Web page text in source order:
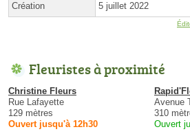
Création 5 juillet 2022
Fleuristes à proximité
Christine Fleurs
Rue Lafayette
129 mètres
Ouvert jusqu'à 12h30
Avenue
310
Ouvert